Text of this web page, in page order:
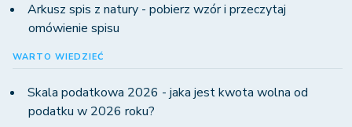
Arkusz spis z natury - pobierz wzór i przeczytaj
omówienie spisu
WARTO WIEDZIEĆ
Skala podatkowa 2026 - jaka jest kwota wolna od
podatku w 2026 roku?